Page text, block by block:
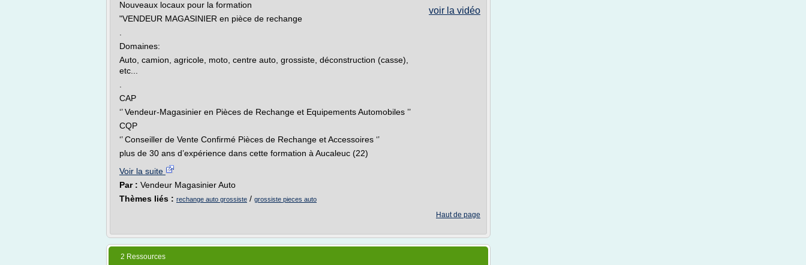
voir la vidéo
Nouveaux locaux pour la formation
"VENDEUR MAGASINIER en pièce de rechange
Domaines:
Auto, camion, agricole, moto, centre auto, grossiste, déconstruction (casse),
etc...
CAP
‘’ Vendeur-Magasinier en Pièces de Rechange et Equipements Automobiles ’’
CQP
‘’ Conseiller de Vente Confirmé Pièces de Rechange et Accessoires ‘’
plus de 30 ans d’expérience dans cette formation à Aucaleuc (22)
Voir la suite
Par : Vendeur Magasinier Auto
Thèmes liés : rechange auto grossiste / grossiste pieces auto
Haut de page
2 Ressources